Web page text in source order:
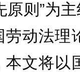
原则”为
动法理
文将以